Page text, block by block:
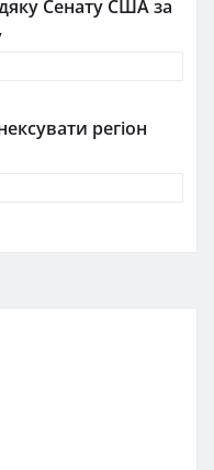
Сенату США за
регіон